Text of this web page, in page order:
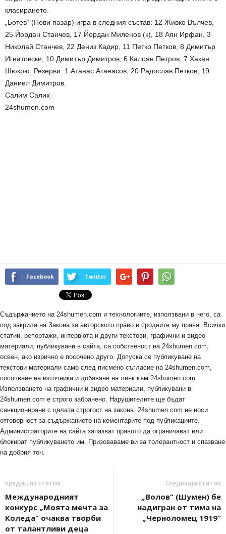
класирането.
„Ботев“ (Нови пазар) игра в следния състав: 12 Живко Вълчев,
25 Йордан Станчев, 17 Йордан Миленов (к), 18 Аян Ирфан, 3
Николай Станчев, 22 Дениз Кадир, 11 Петко Петков, 8 Димитър
Игнатовски, 10 Димитър Димитров, 6 Калоян Петров, 7 Хакан
Шюкрю, Резерви: 1 Атанас Атанасов, 20 Радослав Петков, 19
Даниел Димитров.
Салим Салих
24shumen.com
Facebook Twitter
Съдържанието на 24shumen.com и технологиите, използвани в него, са
под закрила на Закона за авторското право и сродните му права. Всички
статии, репортажи, интервюта и други текстови, графични и видео
материали, публикувани в сайта, са собственост на 24shumen.com,
освен, ако изрично е посочено друго. Допуска се публикуване на
текстови материали само след писмено съгласие на 24shumen.com,
посочване на източника и добавяне на линк към 24shumen.com.
Използването на графични и видео материали, публикувани в
24shumen.com е строго забранено. Нарушителите ще бъдат
санкционирани с цялата строгост на закона. 24shumen.com не носи
отговорност за съдържанието на коментарите под публикациите.
Администраторите на сайта запазват правото да ограничават или
блокират публикуването им. Призоваваме ви за толерантност и спазване
на добрия тон.
предишна статия
Международният
конкурс „Моята мечта за
Коледа“ очаква творби
от талантливи деца
Следваща статия
„Волов“ (Шумен) бе
надигран от тима на
„Черноломец 1919“